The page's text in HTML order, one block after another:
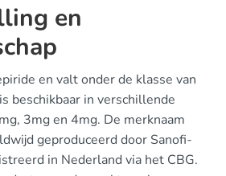
en
en valt onder de klasse van
beschikbaar in verschillende
3mg en 4mg. De merknaam
geproduceerd door Sanofi-
in Nederland via het CBG.